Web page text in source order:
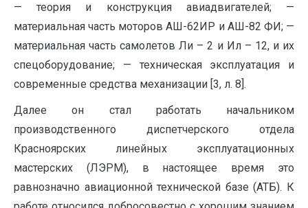
— теория и конструкция авиадвигателей; —
материальная часть моторов АШ-62ИР и АШ-82 ФИ; —
материальная часть самолетов Ли – 2 и Ил – 12, и их
спецоборудование; — техническая эксплуатация и
современные средства механизации [3, л. 8].
Далее он стал работать начальником
производственного диспетчерского отдела
Красноярских линейных эксплуатационных
мастерских (ЛЭРМ), в настоящее время это
равнозначно авиационной технической базе (АТБ). К